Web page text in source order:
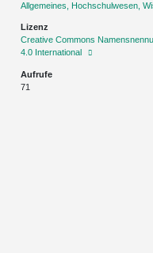
Allgemeines, Hochschulwesen,
Lizenz
Creative Commons
4.0 International
Aufrufe
71